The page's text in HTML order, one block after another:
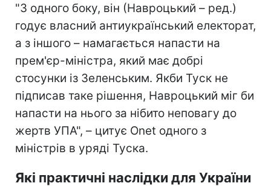
"З одного боку, він (Навроцький – ред.)
годує власний антиукраїнський електорат,
а з іншого – намагається напасти на
прем'єр-міністра, який має добрі
стосунки із Зеленським. Якби Туск не
підписав таке рішення, Навроцький міг би
напасти на нього за нібито неповагу до
жертв УПА", – цитує Onet одного з
міністрів в уряді Туска.
Які практичні наслідки для України